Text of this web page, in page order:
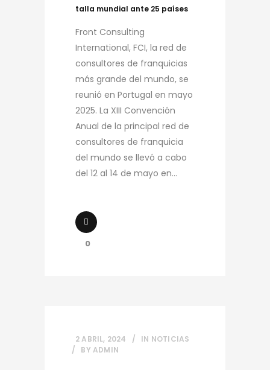
talla mundial ante 25 países
Front Consulting
International, FCI, la red de
consultores de franquicias
más grande del mundo, se
reunió en Portugal en mayo
2025. La XIII Convención
Anual de la principal red de
consultores de franquicia
del mundo se llevó a cabo
del 12 al 14 de mayo en...
0
2 ABRIL, 2024 IN NOTICIAS
BY ADMIN